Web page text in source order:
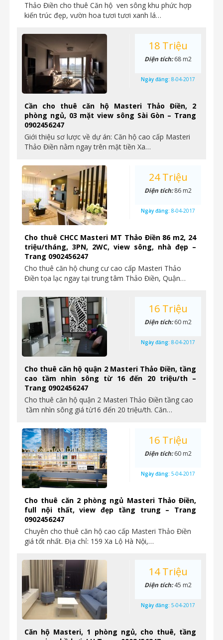
Thảo Điền cho thuê Căn hộ ven sông khu phức hợp
kiến trúc đẹp, vườn hoa tươi tươi xanh lá…
Cần cho thuê căn hộ Masteri Thảo Điền, 2
phòng ngủ, 03 mặt view sông Sài Gòn – Trang
0902456247
Giới thiệu sơ lược về dự án: Căn hộ cao cấp Masteri
Thảo Điền nằm ngay trên mặt tiền Xa…
18 Triệu
Diện tích:68 m2
Ngày đăng: 8-04-2017
Cho thuê CHCC Masteri MT Thảo Điền 86 m2, 24
triệu/tháng, 3PN, 2WC, view sông, nhà đẹp –
Trang 0902456247
Cho thuê căn hộ chung cư cao cấp Masteri Thảo
Điền tọa lạc ngay tại trung tâm Thảo Điền, Quận…
24 Triệu
Diện tích:86 m2
Ngày đăng: 8-04-2017
Cho thuê căn hộ quận 2 Masteri Thảo Điền, tầng
cao tầm nhìn sông từ 16 đến 20 triệu/th –
Trang 0902456247
Cho thuê căn hộ quận 2 Masteri Thảo Điền tầng cao
tầm nhìn sông giá từ16 đến 20 triệu/th. Căn…
16 Triệu
Diện tích:60 m2
Ngày đăng: 8-04-2017
Cho thuê căn 2 phòng ngủ Masteri Thảo Điền,
full nội thất, view đẹp tầng trung – Trang
0902456247
Chuyên cho thuê căn hộ cao cấp Masteri Thảo Điền
giá tốt nhất. Địa chỉ: 159 Xa Lộ Hà Nội,…
16 Triệu
Diện tích:60 m2
Ngày đăng: 5-04-2017
Căn hộ Masteri, 1 phòng ngủ, cho thuê, tầng
14 Triệu
Diện tích:45 m2
Ngày đăng: 5-04-2017